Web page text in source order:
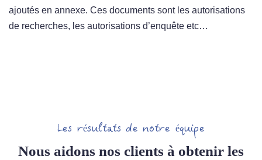
ajoutés en annexe. Ces documents sont les autorisations
de recherches, les autorisations d’enquête etc…
Les résultats de notre équipe
Nous aidons nos clients à obtenir les